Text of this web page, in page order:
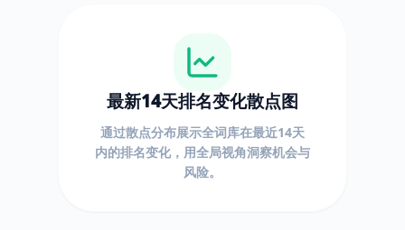
最新14天排名变化散点图
通过散点分布展示全词库在最近14天
内的排名变化，用全局视角洞察机会与
风险。